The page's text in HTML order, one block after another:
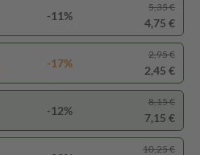
-11%
5,35 €
4,75 €
-17%
2,95 €
2,45 €
-12%
8,15 €
7,15 €
10,25 €